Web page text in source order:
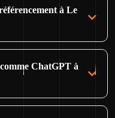
à Le
ChatGPT à